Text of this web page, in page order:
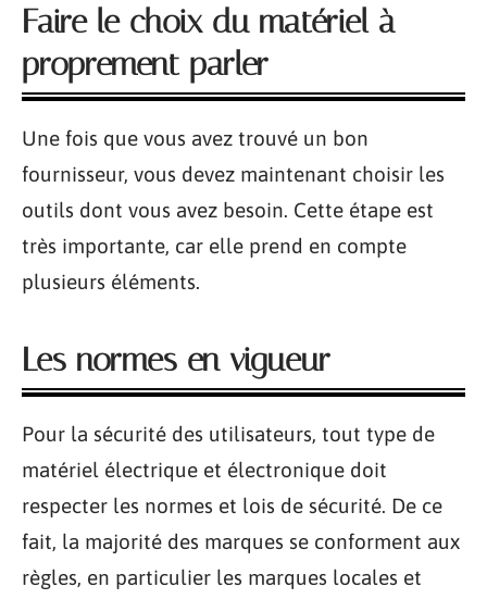
Faire le choix du matériel à
proprement parler
Une fois que vous avez trouvé un bon
fournisseur, vous devez maintenant choisir les
outils dont vous avez besoin. Cette étape est
très importante, car elle prend en compte
plusieurs éléments.
Les normes en vigueur
Pour la sécurité des utilisateurs, tout type de
matériel électrique et électronique doit
respecter les normes et lois de sécurité. De ce
fait, la majorité des marques se conforment aux
règles, en particulier les marques locales et